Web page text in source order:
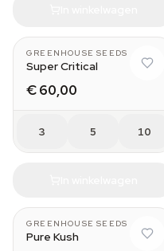
GREENHOUSE SEEDS
Super Critical
€ 60,00
3 5 10
GREENHOUSE SEEDS
Pure Kush